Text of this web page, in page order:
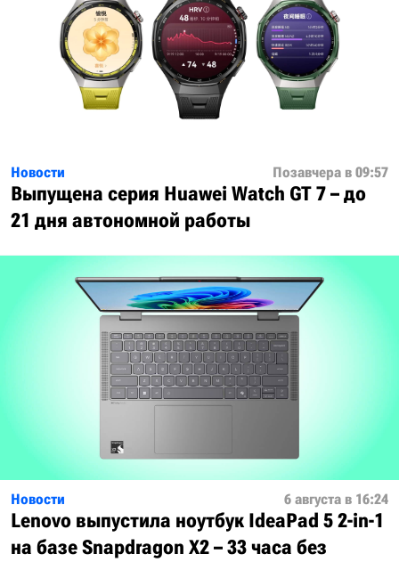
Новости Позавчера в 09:57
Выпущена серия Huawei Watch GT 7 – до
21 дня автономной работы
Новости 6 августа в 16:24
Lenovo выпустила ноутбук IdeaPad 5 2-in-1
на базе Snapdragon X2 – 33 часа без